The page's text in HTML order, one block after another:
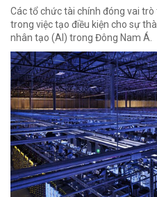
Các tổ chức tài chính đóng vai
trong việc tạo điều kiện cho sự
nhân tạo (AI) trong Đông Nam Á.